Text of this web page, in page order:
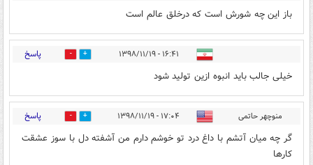
باز این چه شورش است که درخلق عالم است
۱۶:۴۱ - ۱۳۹۸/۱۱/۱۹ 97 پاسخ
خیلی جالب باید انبوه ازین تولید شود
منوچهر حاتمى ۱۷:۰۴ - ۱۳۹۸/۱۱/۱۹ 82 پاسخ
گر چه ميان آتشم با داغ درد تو خوشم دارم من آشفته دل با سوز عشقت
كارها